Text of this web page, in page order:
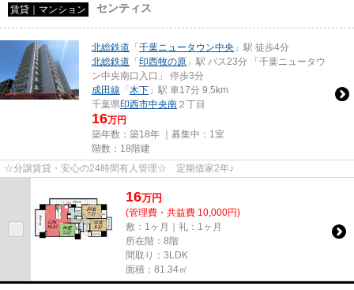
賃貸｜マンション センティス
北総鉄道 「千葉ニュータウン中央 」駅 徒歩4分
北総鉄道 「印西牧の原 」駅 バス23分 「千葉ニュータウ
ン中央南口入口」 停歩3分
成田線 「木下 」駅 車17分 9.5km
千葉県印西市中央南 ２丁目
16万円
築年数：築18年 ｜募集中： 1室
階数：18階建
☆分譲賃貸・安心の24時間有人管理☆ 定期借家2年♪
16万円
(管理費・共益費 10,000円)
敷：1ヶ月｜礼：1ヶ月
所在階：8階
間取り：3LDK
面積：81.34㎡